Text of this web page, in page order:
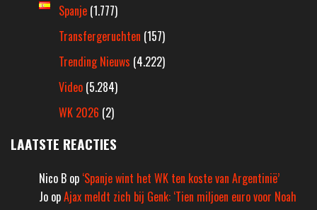
Spanje (1.777)
Transfergeruchten (157)
Trending Nieuws (4.222)
Video (5.284)
WK 2026 (2)
LAATSTE REACTIES
Nico B op ‘Spanje wint het WK ten koste van Argentinië’
Jo opAjax meldt zich bij Genk: ‘Tien miljoen euro voor Noah